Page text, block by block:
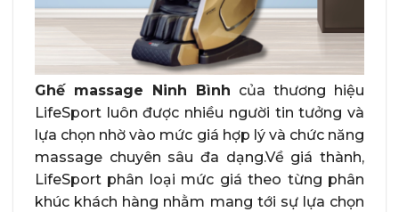
Ghế massage Ninh Bình của thương hiệu
LifeSport luôn được nhiều người tin tưởng và
lựa chọn nhờ vào mức giá hợp lý và chức năng
massage chuyên sâu đa dạng.Về giá thành,
LifeSport phân loại mức giá theo từng phân
khúc khách hàng nhằm mang tới sự lựa chọn